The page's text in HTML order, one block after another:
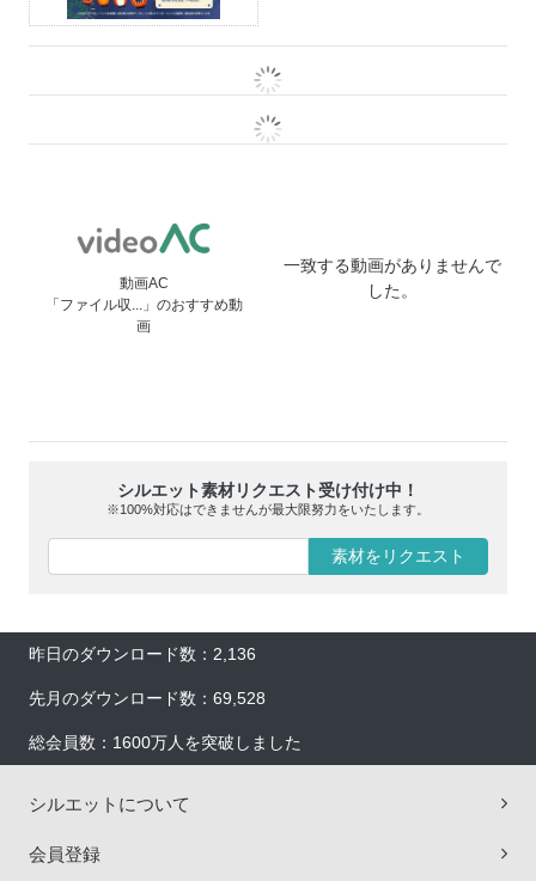
動画AC
「ファイル収...」のおすすめ動
画
一致する動画がありませんで
した。
シルエット素材リクエスト受け付け中！
※100%対応はできませんが最大限努力をいたします。
素材をリクエスト
昨日のダウンロード数：2,136
先月のダウンロード数：69,528
総会員数：1600万人を突破しました
シルエットについて
会員登録